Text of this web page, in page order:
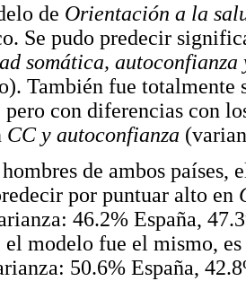
de Orientación a la
Se pudo predecir
somática,
También fue totalmente
pero con diferencias con
CC y autoconfianza
de ambos países,
por puntuar alto en
46.2% España,
el modelo fue el mismo,
50.6% España,